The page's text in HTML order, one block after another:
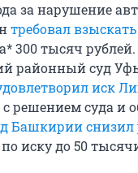
за нарушение
требовал взыскать
300 тысяч рублей.
районный суд
иск
с решением суда и
Башкирии снизил
иску до 50